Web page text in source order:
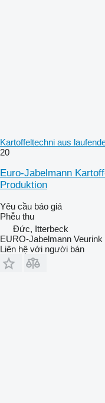
Kartoffeltechni aus
20
Euro-Jabelmann
Produktion
Yêu cầu báo giá
Phễu thu
Đức, Itterbeck
EURO-Jabelmann Veurink
Liên hệ với người bán